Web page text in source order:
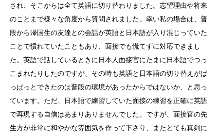
され、そこからは全て英語に切り替わりました。志望理由や将来
のことまで様々な角度から質問されました。幸い私の場合は、普
段から帰国生の友達との会話が英語と日本語が入り混じっていた
ことで慣れていたこともあり、面接でも慌てずに対応できまし
た。英語で話しているときに日本人面接官にたまに日本語でつっ
こまれたりしたのですが、その時も英語と日本語の切り替えがぱ
っぱっとできたのは普段の環境があったからではないか、と思っ
ています。ただ、日本語で練習していた面接の練習を正確に英語
で再現する自信はあまりありませんでした。ですが、面接官の先
生方が非常に和やかな雰囲気を作って下さり、またとても真剣に